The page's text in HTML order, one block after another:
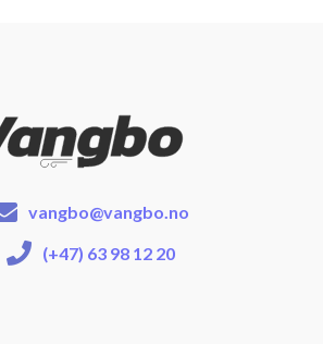
vangbo@vangbo.no
(+47) 63 98 12 20